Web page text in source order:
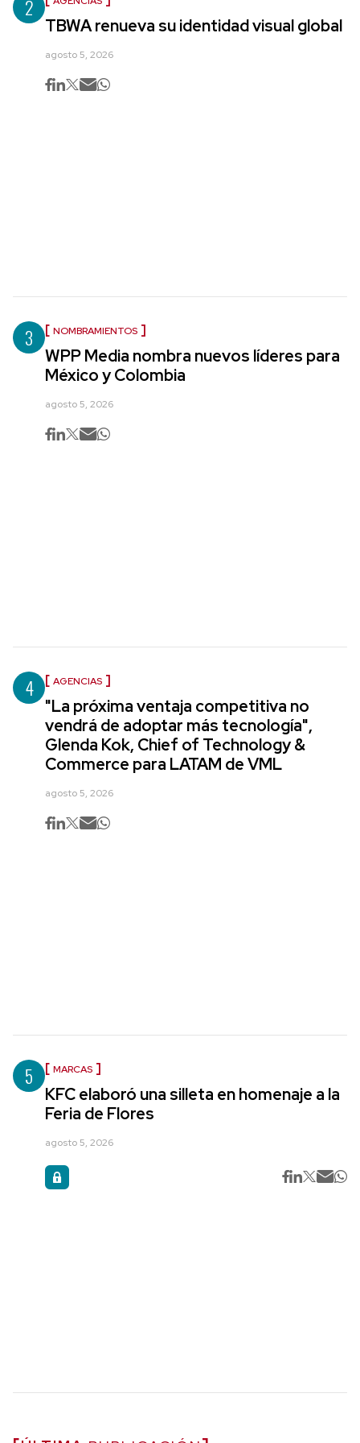
2
TBWA renueva su identidad visual global
agosto 5, 2026
3 NOMBRAMIENTOS
WPP Media nombra nuevos líderes para
México y Colombia
agosto 5, 2026
4 AGENCIAS
"La próxima ventaja competitiva no
vendrá de adoptar más tecnología",
Glenda Kok, Chief of Technology &
Commerce para LATAM de VML
agosto 5, 2026
5 MARCAS
KFC elaboró una silleta en homenaje a la
Feria de Flores
agosto 5, 2026